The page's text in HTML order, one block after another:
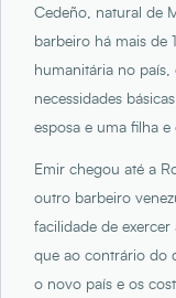
Cedeño, natural de
barbeiro há mais de
humanitária no
necessidades
esposa e uma filha
Emir chegou até a
outro barbeiro
facilidade de
que ao contrário do
o novo país e os